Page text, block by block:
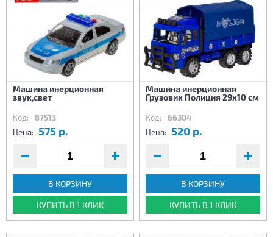
Машина инерционная
звук,свет
Код: 87513
Цена: 575 р.
В КОРЗИНУ
КУПИТЬ В 1 КЛИК
Машина инерционная
Грузовик Полиция 29х10 см
Код: 66304
Цена: 520 р.
В КОРЗИНУ
КУПИТЬ В 1 КЛИК